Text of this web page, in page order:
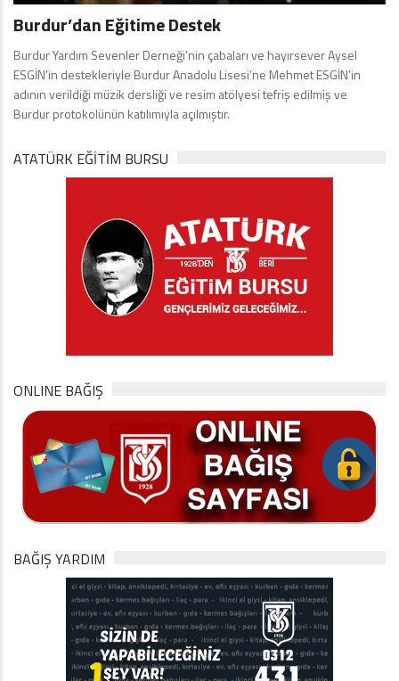
Burdur’dan Eğitime Destek
Burdur Yardım Sevenler Derneği’nin çabaları ve hayırsever Aysel
ESGİN’in destekleriyle Burdur Anadolu Lisesi’ne Mehmet ESGİN’in
adının verildiği müzik dersliği ve resim atölyesi tefriş edilmiş ve
Burdur protokolünün katılımıyla açılmıştır.
ATATÜRK EĞITIM BURSU
ONLINE BAĞIŞ
BAĞIŞ YARDIM